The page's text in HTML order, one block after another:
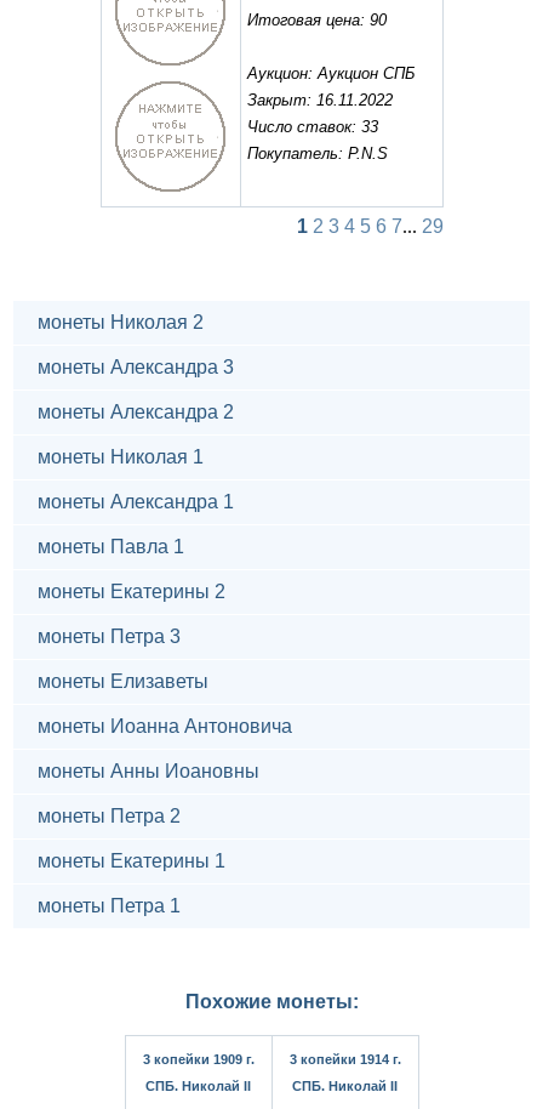
Итоговая цена: 90
Аукцион: Аукцион СПБ
Закрыт: 16.11.2022
Число ставок: 33
Покупатель: P.N.S
1 2 3 4 5 6 7... 29
монеты Николая 2
монеты Александра 3
монеты Александра 2
монеты Николая 1
монеты Александра 1
монеты Павла 1
монеты Екатерины 2
монеты Петра 3
монеты Елизаветы
монеты Иоанна Антоновича
монеты Анны Иоановны
монеты Петра 2
монеты Екатерины 1
монеты Петра 1
Похожие монеты:
3 копейки 1909 г.
СПБ. Николай II
3 копейки 1914 г.
СПБ. Николай II